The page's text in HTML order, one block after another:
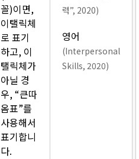
꼴)이면,
이탤릭체
로 표기
하고, 이
탤릭체가
아닐 경
우, “큰따
옴표”를
사용해서
표기합니
다.
력”, 2020)
영어
(Interpersonal
Skills, 2020)